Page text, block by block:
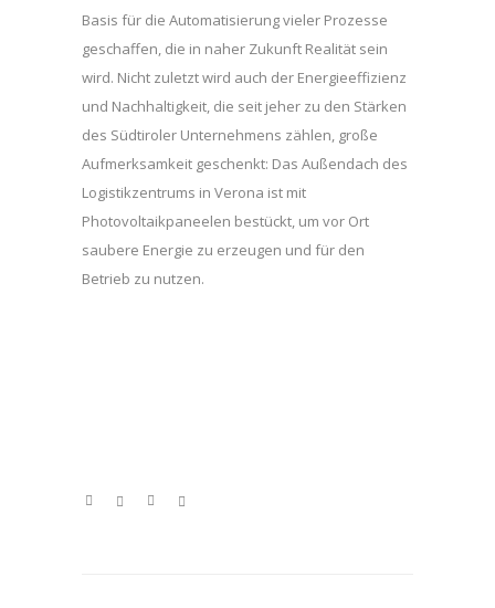
Basis für die Automatisierung vieler Prozesse
geschaffen, die in naher Zukunft Realität sein
wird. Nicht zuletzt wird auch der Energieeffizienz
und Nachhaltigkeit, die seit jeher zu den Stärken
des Südtiroler Unternehmens zählen, große
Aufmerksamkeit geschenkt: Das Außendach des
Logistikzentrums in Verona ist mit
Photovoltaikpaneelen bestückt, um vor Ort
saubere Energie zu erzeugen und für den
Betrieb zu nutzen.